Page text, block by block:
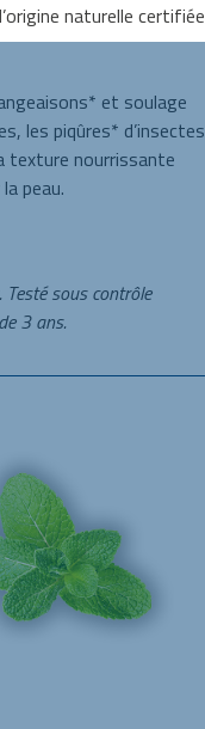
naturelle certifiée
et soulage
les piqûres* d’insectes
texture nourrissante
peau.
sous contrôle
3 ans.